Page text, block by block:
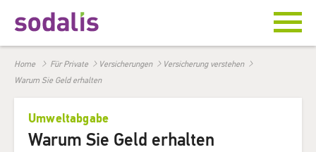
Home Für Private Versicherungen
Versicherung verstehen
Warum Sie Geld erhalten
Umweltabgabe
Warum Sie Geld erhalten